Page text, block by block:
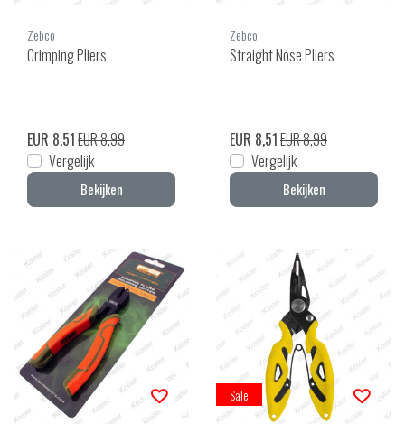
Zebco
Crimping Pliers
EUR 8,51EUR 8,99
Vergelijk
Bekijken
Zebco
Straight Nose Pliers
EUR 8,51EUR 8,99
Vergelijk
Bekijken
Sale